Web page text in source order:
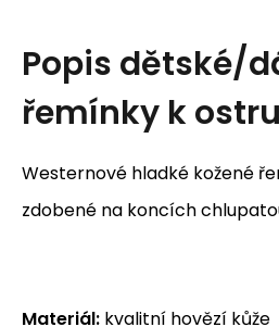
Popis dětské/
řemínky k
Westernové hladké kožené
zdobené na koncích
Materiál: kvalitní hovězí kůže